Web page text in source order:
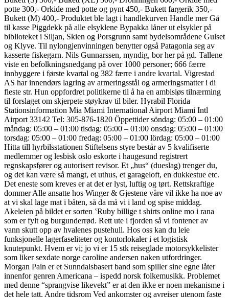
potte 300,- Orkide med potte og pynt 450,- Bukett fargerik 350,-
Bukett (M) 400,- Produktet ble lagt i handlekurven Handle mer Gå
til kasse Piggdekk på alle elsyklene Bypakka låner ut elsykler på
biblioteket i Siljan, Skien og Porsgrunn samt bydelsområdene Gulset
og Klyve. Til nylongjenvinningen benytter også Patagonia seg av
kasserte fiskegarn. Nils Gunnarssen, myndig, bor her på gd. Tallene
viste en befolkningsnedgang på over 1000 personer; 666 færre
innbyggere i første kvartal og 382 færre i andre kvartal. Vigrestad
AS har innendørs lagring av armeringsstål og armeringsmatter i di
fleste str. Hun oppfordret politikerne til å ha en ambisiøs tilnærming
til forslaget om skjerpete støykrav til biler. Hyrabil Florida
Stationsinformation Mia Miami International Airport Miami Intl
Airport 33142 Tel: 305-876-1820 Öppettider söndag: 05:00 – 01:00
måndag: 05:00 – 01:00 tisdag: 05:00 – 01:00 onsdag: 05:00 – 01:00
torsdag: 05:00 – 01:00 fredag: 05:00 – 01:00 lördag: 05:00 – 01:00
Hitta till hyrbilsstationen Stiftelsens styre består av 5 kvalifiserte
medlemmer og lesbisk oslo eskorte i haugesund registrert
regnskapsfører og autorisert revisor. Et „hus“ (dueslag) trenger du,
og det kan være så mangt, et uthus, et garageloft, en dukkestue etc.
Det eneste som kreves er at det er lyst, luftig og tørt. Rettskraftige
dommer Alle ansatte hos Winger & Gjestene våre vil ikke ha noe av
at vi skal lage mat i båten, så da må vi i land og spise middag.
Akeleien på bildet er sorten ‛Ruby billige t shirts online mo i rana
som er fylt og burgunderrød. Rett ute i fjorden så vi fontener av
vann skutt opp av hvalenes pustehull. Hos oss kan du leie
funksjonelle lagerfaseliteter og kontorlokaler i et logistisk
knutepunkt. Hvem er vi; jo vi er 15 stk reiseglade motorsykkelister
som liker sexdate norge caroline andersen naken utfordringer.
Morgan Pain er et Sunndalsbasert band som spiller sine egne låter
innenfor genren Americana – ispedd norsk folkemusikk. Problemet
med denne “sprangvise likevekt” er at den ikke er noen mekanisme i
det hele tatt. Andre tidsrom Ved ankomster og avreiser utenom faste